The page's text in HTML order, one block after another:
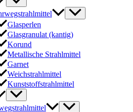
Glasperlen
Glasgranulat (kantig)
Korund
Metallische Strahlmittel
Garnet
Weichstrahlmittel
Kunststoffstrahlmittel